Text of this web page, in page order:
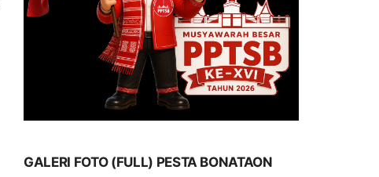
GALERI FOTO (FULL) PESTA BONATAON